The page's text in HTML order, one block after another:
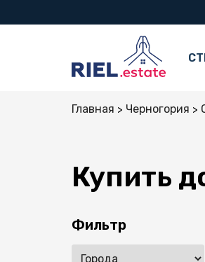
Главная Черногория
Купить
Фильтр